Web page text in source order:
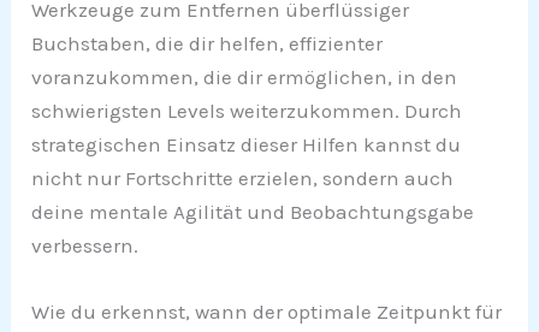
Werkzeuge zum Entfernen überflüssiger
Buchstaben, die dir helfen, effizienter
voranzukommen, die dir ermöglichen, in den
schwierigsten Levels weiterzukommen. Durch
strategischen Einsatz dieser Hilfen kannst du
nicht nur Fortschritte erzielen, sondern auch
deine mentale Agilität und Beobachtungsgabe
verbessern.
Wie du erkennst, wann der optimale Zeitpunkt für